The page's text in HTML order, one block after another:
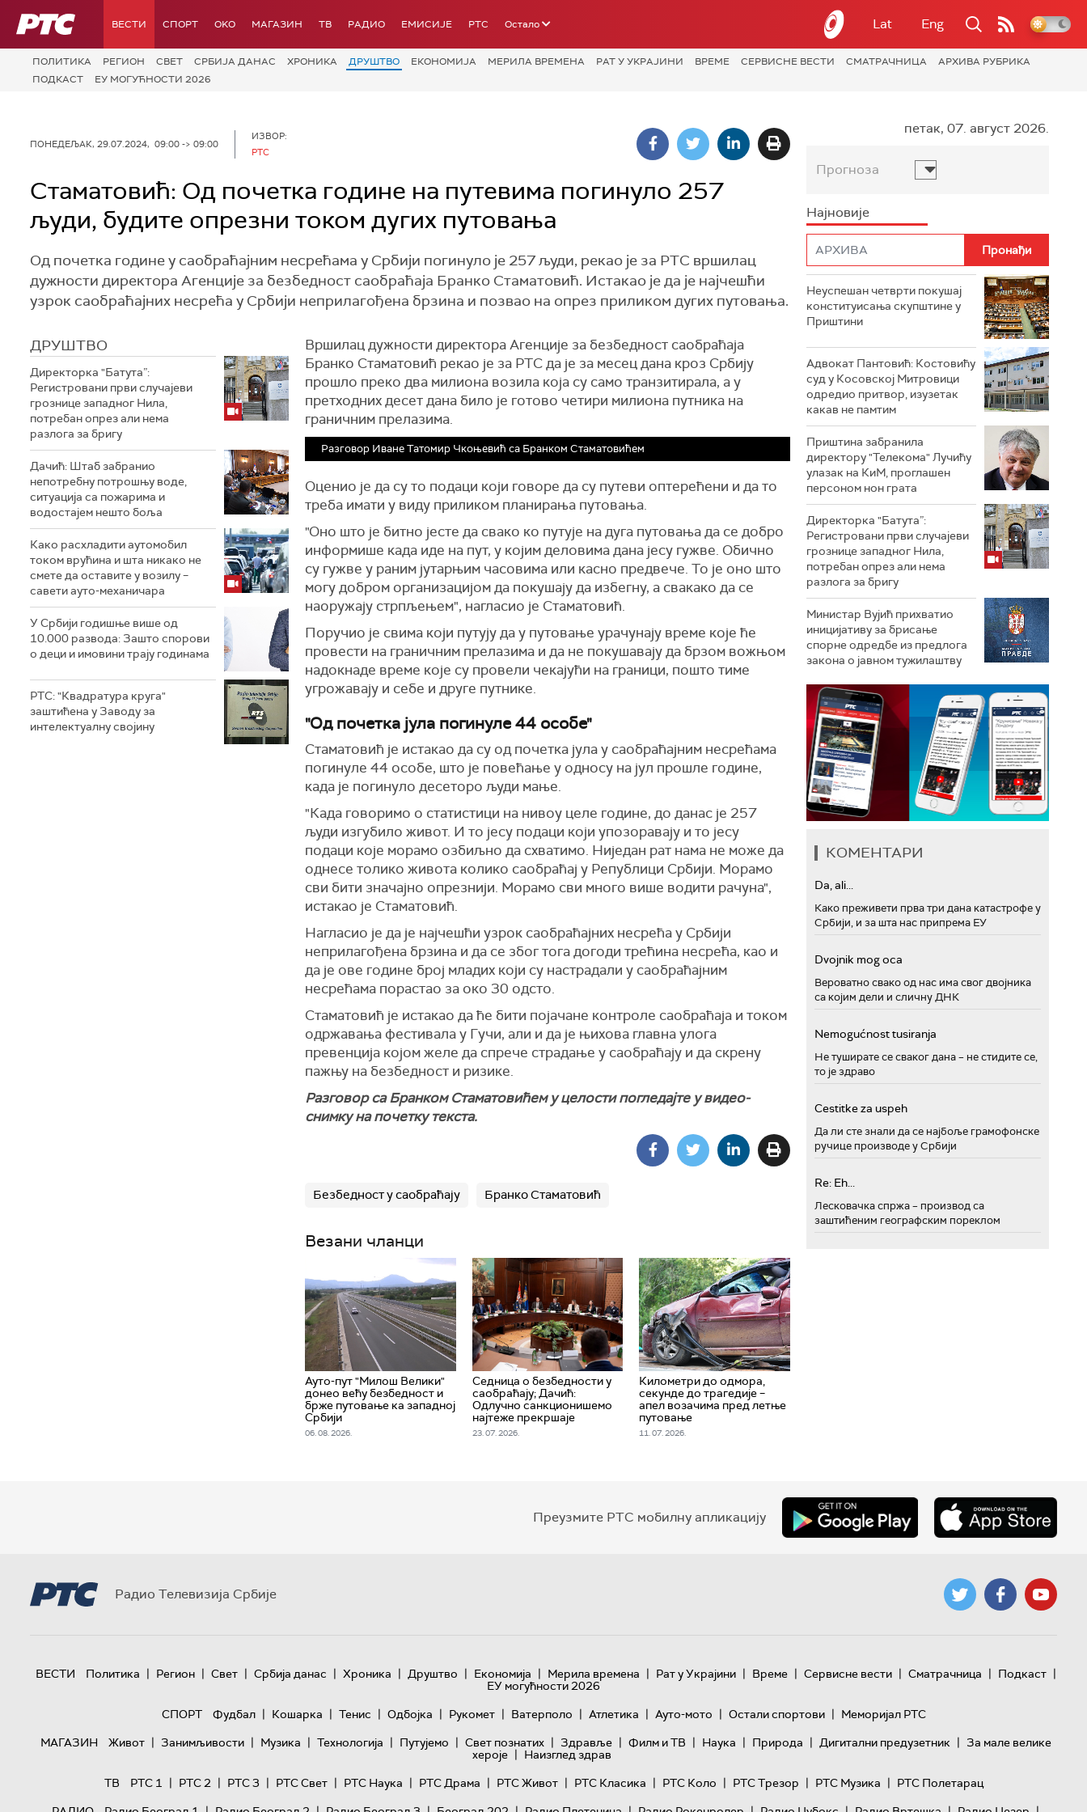
РТС ВЕСТИ СПОРТ OKO МАГАЗИН ТВ РАДИО ЕМИСИЈЕ РТС Остало Lat Eng
ПОЛИТИКА РЕГИОН СВЕТ СРБИЈА ДАНАС ХРОНИКА ДРУШТВО ЕКОНОМИЈА МЕРИЛА ВРЕМЕНА РАТ У УКРАЈИНИ ВРЕМЕ СЕРВИСНЕ ВЕСТИ СМАТРАЧНИЦА
АРХИВА РУБРИКА
ПОДКАСТ
ЕУ МОГУЋНОСТИ 2026
ПОНЕДЕЉАК, 29.07.2024, 09:00 -> 09:00
ИЗВОР:
РТС
Стаматовић: Од почетка године на путевима погинуло 257
људи, будите опрезни током дугих путовања
Од почетка године у саобраћајним несрећама у Србији погинуло је 257 људи, рекао је за РТС вршилац
дужности директора Агенције за безбедност саобраћаја Бранко Стаматовић. Истакао је да је најчешћи
узрок саобраћајних несрећа у Србији неприлагођена брзина и позвао на опрез приликом дугих путовања.
ДРУШТВО
Директорка "Батута”:
Регистровани први случајеви
грознице западног Нила,
потребан опрез али нема
разлога за бригу
Дачић: Штаб забранио
непотребну потрошњу воде,
ситуација са пожарима и
водостајем нешто боља
Како расхладити аутомобил
током врућина и шта никако не
смете да оставите у возилу –
савети ауто-механичара
У Србији годишње више од
10.000 развода: Зашто спорови
о деци и имовини трају годинама
РТС: "Квадратура круга"
заштићена у Заводу за
интелектуалну својину
Вршилац дужности директора Агенције за безбедност саобраћаја
Бранко Стаматовић рекао је за РТС да је за месец дана кроз Србију
прошло преко два милиона возила која су само транзитирала, а у
претходних десет дана било је готово четири милиона путника на
граничним прелазима.
Разговор Иване Татомир Чкоњевић са Бранком Стаматовићем
Оценио је да су то подаци који говоре да су путеви оптерећени и да то
треба имати у виду приликом планирања путовања.
"Оно што је битно јесте да свако ко путује на дуга путовања да се добро
информише када иде на пут, у којим деловима дана јесу гужве. Обично
су гужве у раним јутарњим часовима или касно предвече. То је оно што
могу добром организацијом да покушају да избегну, а свакако да се
наоружају стрпљењем", нагласио је Стаматовић.
Поручио је свима који путују да у путовање урачунају време које ће
провести на граничним прелазима и да не покушавају да брзом вожњом
надокнаде време које су провели чекајући на граници, пошто тиме
угрожавају и себе и друге путнике.
"Од почетка јула погинуле 44 особе"
Стаматовић је истакао да су од почетка јула у саобраћајним несрећама
погинуле 44 особе, што је повећање у односу на јул прошле године,
када је погинуло десеторо људи мање.
"Када говоримо о статистици на нивоу целе године, до данас је 257
људи изгубило живот. И то јесу подаци који упозоравају и то јесу
подаци које морамо озбиљно да схватимо. Ниједан рат нама не може да
однесе толико живота колико саобраћај у Републици Србији. Морамо
сви бити значајно опрезнији. Морамо сви много више водити рачуна",
истакао је Стаматовић.
Нагласио је да је најчешћи узрок саобраћајних несрећа у Србији
неприлагођена брзина и да се због тога догоди трећина несрећа, као и
да је ове године број младих који су настрадали у саобраћајним
несрећама порастао за око 30 одсто.
Стаматовић је истакао да ће бити појачане контроле саобраћаја и током
одржавања фестивала у Гучи, али и да је њихова главна улога
превенција којом желе да спрече страдање у саобраћају и да скрену
пажњу на безбедност и ризике.
Разговор са Бранком Стаматовићем у целости погледајте у видео-
снимку на почетку текста.
Безбедност у саобраћају Бранко Стаматовић
Везани чланци
Ауто-пут "Милош Велики"
донео већу безбедност и
брже путовање ка западној
Србији
06. 08. 2026.
Седница о безбедности у
саобраћају; Дачић:
Одлучно санкционишемо
најтеже прекршаје
23. 07. 2026.
Километри до одмора,
секунде до трагедије –
апел возачима пред летње
путовање
11. 07. 2026.
петак, 07. август 2026.
Прогноза
Најновије
Неуспешан четврти покушај
конституисања скупштине у
Приштини
Адвокат Пантовић: Костовићу
суд у Косовској Митровици
одредио притвор, изузетак
какав не памтим
Приштина забранила
директору "Телекома" Лучићу
улазак на КиМ, проглашен
персоном нон грата
Директорка "Батута”:
Регистровани први случајеви
грознице западног Нила,
потребан опрез али нема
разлога за бригу
Министар Вујић прихватио
иницијативу за брисање
спорне одредбе из предлога
закона o јавном тужилаштву
КОМЕНТАРИ
Da, ali...
Како преживети прва три дана катастрофе у
Србији, и за шта нас припрема ЕУ
Dvojnik mog oca
Вероватно свако од нас има свог двојника
са којим дели и сличну ДНК
Nemogućnost tusiranja
Не туширате се сваког дана – не стидите се,
то је здраво
Cestitke za uspeh
Да ли сте знали да се најбоље грамофонске
ручице производе у Србији
Re: Eh...
Лесковачка спржа – производ са
заштићеним географским пореклом
Преузмите РТС мобилну апликацију
Радио Телевизија Србије
ВЕСТИ Политика | Регион | Свет | Србија данас | Хроника | Друштво | Економија | Мерила времена | Рат у Украјини | Време | Сервисне вести | Сматрачница | Подкаст |
ЕУ могућности 2026
СПОРТ
Фудбал | Кошарка | Тенис | Одбојка | Рукомет | Ватерполо | Атлетика | Ауто-мото | Остали спортови | Меморијал РТС
МАГАЗИН
Живот | Занимљивости | Музика | Технологијa | Путујемо | Свет познатих | Здравље | Филм и ТВ | Наука | Природа | Дигитални предузетник | За мале велике
хероје | Наизглед здрав
ТВ
РТС 1 | РТС 2 | РТС 3 | РТС Свет | РТС Наука | РТС Драма | РТС Живот | РТС Класика | РТС Коло | РТС Трезор | РТС Музика | РТС Полетарац